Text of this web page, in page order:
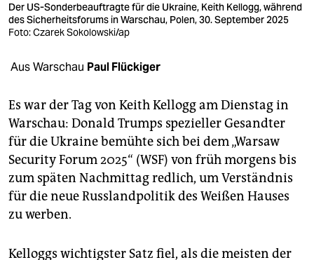
shop
fragen & hilfe
unterstützen
genossenschaft
epaper login
Der US-Sonderbeauftragte für die Ukraine, Keith Kellogg, während
des Sicherheitsforums in Warschau, Polen, 30. September 2025
Foto: Czarek Sokolowski/ap
Aus Warschau Paul Flückiger
Es war der Tag von Keith Kellogg am Dienstag in
Warschau: Donald Trumps spezieller Gesandter
für die Ukraine bemühte sich bei dem „Warsaw
Security Forum 2025“ (WSF) von früh morgens bis
zum späten Nachmittag redlich, um Verständnis
für die neue Russlandpolitik des Weißen Hauses
zu werben.
Kelloggs wichtigster Satz fiel, als die meisten der